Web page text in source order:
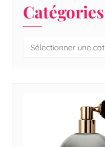
Catégories